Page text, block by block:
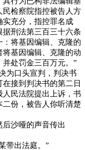
民检察院指控被告人方
实充分，指控罪名成
刑法第三百三十六条
将基因编辑、克隆的
将基因编辑、克隆的动
处罚金三百万元。”
为口头宣判，判决书
接到判决书的第二日
民法院提出上诉，书
份，被告人你听清楚
沙哑的声音传出
带出法庭。”